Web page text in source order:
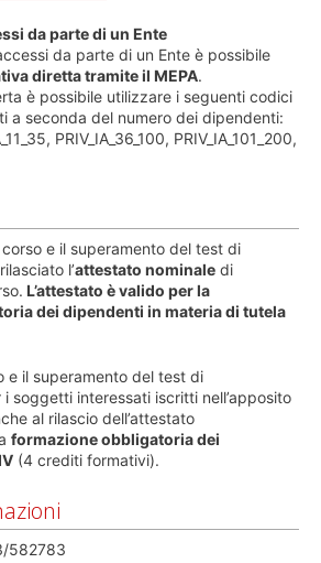
da parte di un Ente
da parte di un Ente è possibile
diretta tramite il MEPA.
è possibile utilizzare i seguenti codici
a seconda del numero dei dipendenti:
PRIV_IA_36_100, PRIV_IA_101_200,
e il superamento del test di
l’attestato nominale di
L’attestato è valido per la
dei dipendenti in materia di tutela
e il superamento del test di
soggetti interessati iscritti nell’apposito
al rilascio dell’attestato
formazione obbligatoria dei
(4 crediti formativi).
582783